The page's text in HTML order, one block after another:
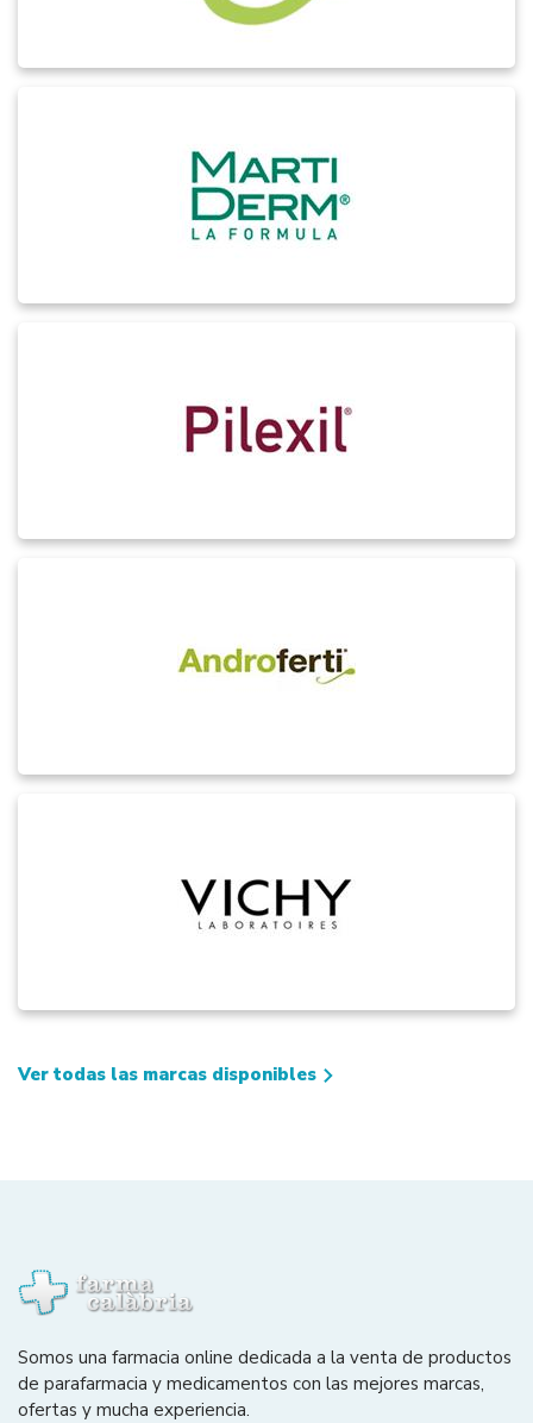
Ver todas las marcas disponibles
Somos una farmacia online dedicada a la venta de productos
de parafarmacia y medicamentos con las mejores marcas,
ofertas y mucha experiencia.